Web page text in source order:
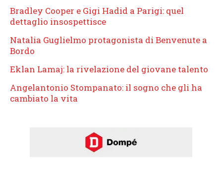
Bradley Cooper e Gigi Hadid a Parigi: quel
dettaglio insospettisce
Natalia Guglielmo protagonista di Benvenute a
Bordo
Eklan Lamaj: la rivelazione del giovane talento
Angelantonio Stompanato: il sogno che gli ha
cambiato la vita